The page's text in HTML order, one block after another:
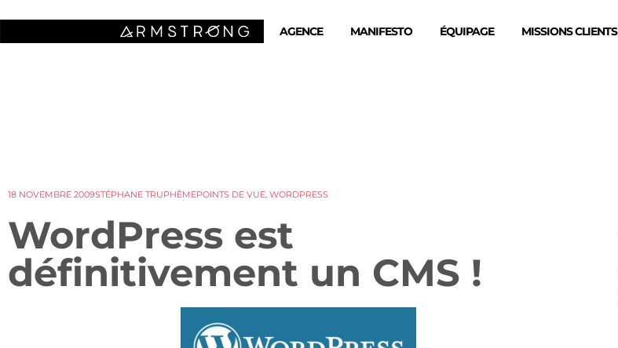
AGENCE MANIFESTO ÉQUIPAGE MISSIONS CLIENTS
18 NOVEMBRE 2009STÉPHANE TRUPHÈMEPOINTS DE VUE, WORDPRESS
WordPress est
définitivement un CMS !